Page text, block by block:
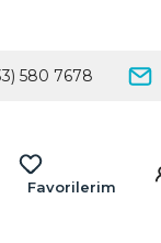
580 7678
Favorilerim